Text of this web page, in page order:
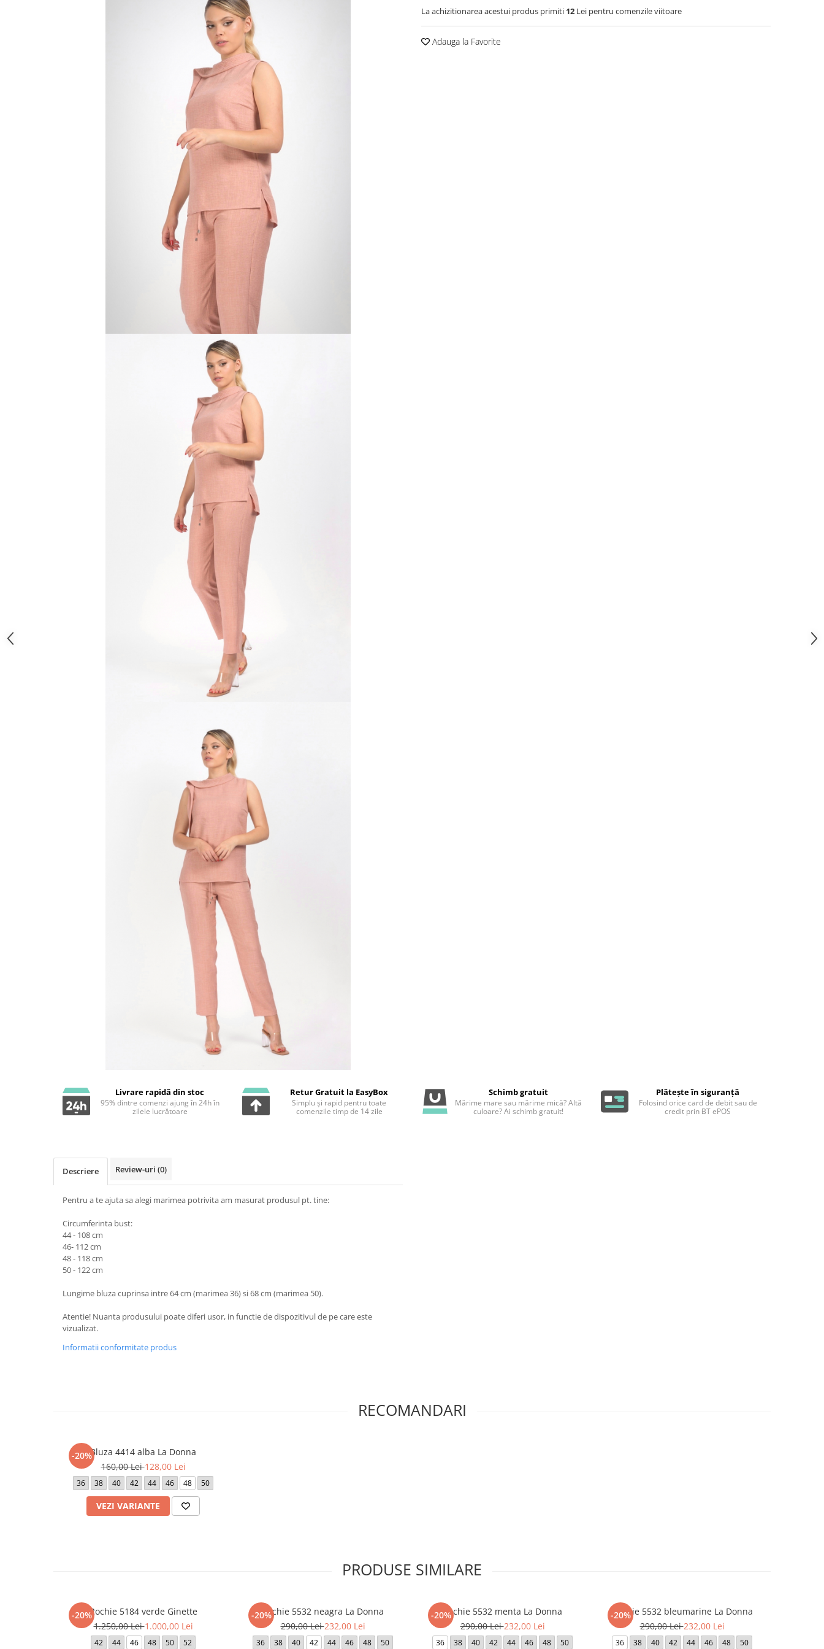
La achizitionarea acestui produs primiti 12 Lei pentru comenzile viitoare
Adauga la Favorite
Livrare rapidă din stoc
95% dintre comenzi ajung în 24h în
zilele lucrătoare
Retur Gratuit la EasyBox
Simplu și rapid pentru toate
comenzile timp de 14 zile
Schimb gratuit
Mărime mare sau mărime mică? Altă
culoare? Ai schimb gratuit!
Plătește în siguranță
Folosind orice card de debit sau de
credit prin BT ePOS
Descriere Review-uri (0)
Pentru a te ajuta sa alegi marimea potrivita am masurat produsul pt. tine:
Circumferinta bust:
44 - 108 cm
46- 112 cm
48 - 118 cm
50 - 122 cm
Lungime bluza cuprinsa intre 64 cm (marimea 36) si 68 cm (marimea 50).
Atentie! Nuanta produsului poate diferi usor, in functie de dispozitivul de pe care este
vizualizat.
Informatii conformitate produs
RECOMANDARI
-20%Bluza 4414 alba La Donna
160,00 Lei128,00 Lei
36 38 40 42 44 46 48 50
VEZI VARIANTE
PRODUSE SIMILARE
-20%Rochie 5184 verde Ginette
1.250,00 Lei1.000,00 Lei
42 44 46 48 50 52
-20%Rochie 5532 neagra La Donna
290,00 Lei232,00 Lei
36 38 40 42 44 46 48 50
-20%Rochie 5532 menta La Donna
290,00 Lei232,00 Lei
36 38 40 42 44 46 48 50
-20%
Rochie 5532 bleumarine La Donna
290,00 Lei232,00 Lei
36 38 40 42 44 46 48 50